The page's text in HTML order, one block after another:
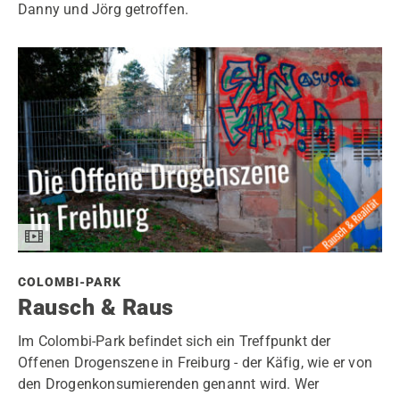
Danny und Jörg getroffen.
COLOMBI-PARK
Rausch & Raus
Im Colombi-Park befindet sich ein Treffpunkt der
Offenen Drogenszene in Freiburg - der Käfig, wie er von
den Drogenkonsumierenden genannt wird. Wer